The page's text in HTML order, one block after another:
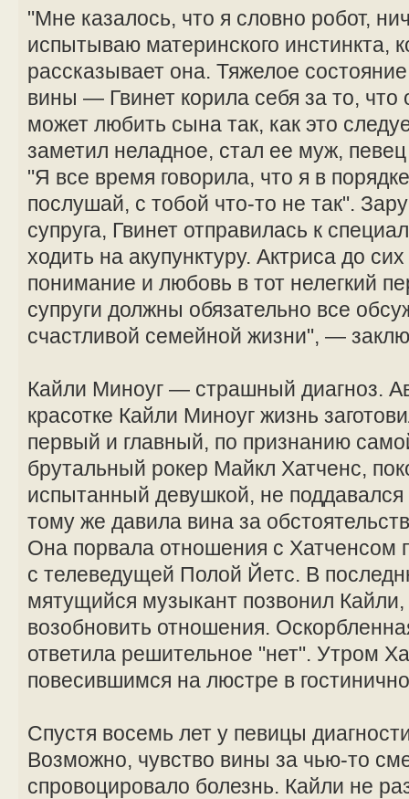
"Мне казалось, что я словно робот,
испытываю материнского инстинкта,
рассказывает она. Тяжелое
вины — Гвинет корила себя за то, что
может любить сына так, как это
заметил неладное, стал ее муж,
"Я все время говорила, что я в
послушай, с тобой что-то не так".
супруга, Гвинет отправилась к
ходить на акупунктуру. Актриса до
понимание и любовь в тот нелегкий
супруги должны обязательно все
счастливой семейной жизни", —
Кайли Миноуг — страшный диагноз.
красотке Кайли Миноуг жизнь
первый и главный, по признанию
брутальный рокер Майкл Хатченс,
испытанный девушкой, не
тому же давила вина за
Она порвала отношения с Хатченсом
с телеведущей Полой Йетс. В
мятущийся музыкант позвонил Кайли,
возобновить отношения.
ответила решительное "нет". Утром
повесившимся на люстре в
Спустя восемь лет у певицы
Возможно, чувство вины за чью-то
спровоцировало болезнь. Кайли не